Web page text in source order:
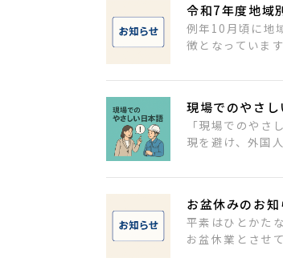
令和7年度地域
例年10月頃に地
徴となっていま
現場でのやさ
「現場でのや
現を避け、外国
お盆休みのお知
平素はひとかた
お盆休業とさせ